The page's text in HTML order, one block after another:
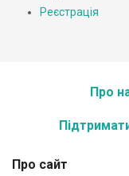
Реєстрація
Про
Про сайт